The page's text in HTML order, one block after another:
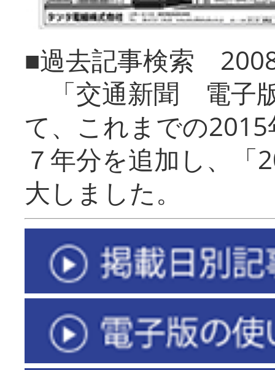
■過去記事検索
「交通新聞 電子
て、これまでの
７年分を追加し、「
大しまし